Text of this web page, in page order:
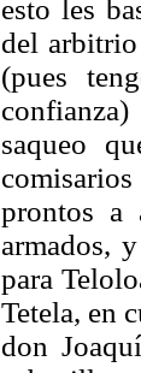
esto les
del
(pues
saqueo
prontos a
armados,
para
Tetela, en
don